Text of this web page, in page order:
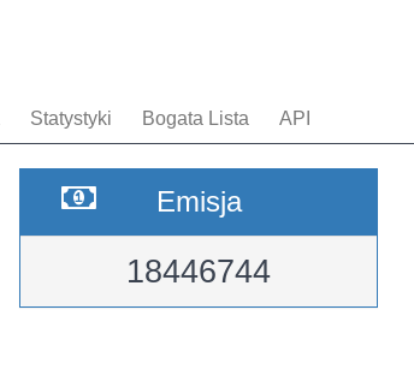
Statystyki Bogata Lista API
Emisja
18446744